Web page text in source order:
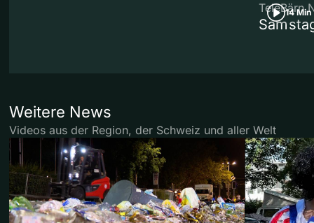
14 Min
TeleBärn
Weitere News
Videos aus der Region, der Schweiz und aller Welt